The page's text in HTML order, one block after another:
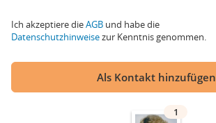
Ich akzeptiere dieAGB und habe die
Datenschutzhinweisezur Kenntnis genommen.
Als Kontakt hinzufügen
1